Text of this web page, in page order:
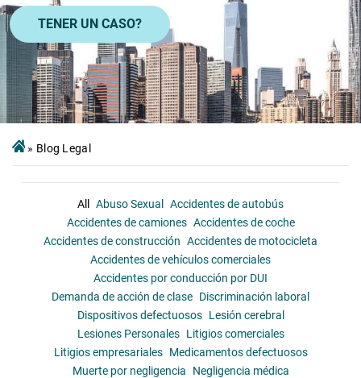
TENER UN CASO?
» Blog Legal
All Abuso Sexual
Accidentes de autobús
Accidentes de camiones Accidentes de coche
Accidentes de construcción Accidentes de motocicleta
Accidentes de vehículos comerciales
Accidentes por conducción por DUI
Demanda de acción de clase Discriminación laboral
Dispositivos defectuosos Lesión cerebral
Lesiones Personales Litigios comerciales
Litigios empresariales Medicamentos defectuosos
Muerte por negligencia
Negligencia médica